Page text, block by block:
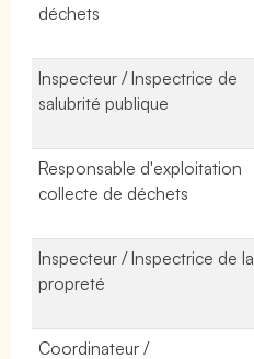
déchets
Inspecteur / Inspectrice de
salubrité publique
Responsable d'exploitation
collecte de déchets
Inspecteur / Inspectrice de la
propreté
Coordinateur /